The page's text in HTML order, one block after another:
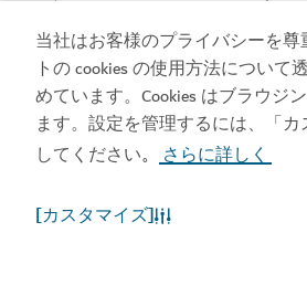
当社はお客様のプライバシーを
トの cookies の使用方法について
めています。Cookies はブラウジ
ます。設定を管理するには、「
してください。 さらに詳しく
[カスタマイズ]
エンターテインメント 出
ショッピング スポーツ
ライフスタイル アート
コミュニティ